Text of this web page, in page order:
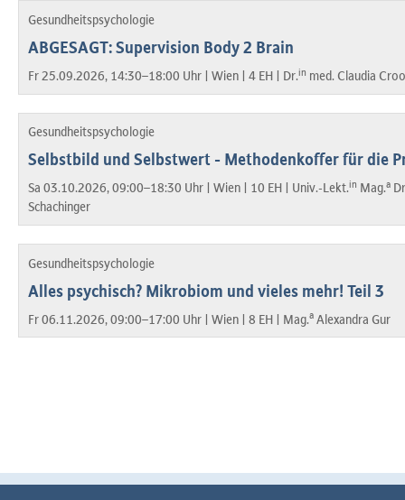
Gesundheitspsychologie
ABGESAGT: Supervision Body 2 Brain
Fr 25.09.2026, 14:30–18:00 Uhr | Wien | 4 EH | Dr.in med. Claudia
Gesundheitspsychologie
Selbstbild und Selbstwert - Methodenkoffer für die
Sa 03.10.2026, 09:00–18:30 Uhr | Wien | 10 EH | Univ.-Lekt.in Mag.a
Schachinger
Gesundheitspsychologie
Alles psychisch? Mikrobiom und vieles mehr! Teil 3
Fr 06.11.2026, 09:00–17:00 Uhr | Wien | 8 EH | Mag.a Alexandra Gur